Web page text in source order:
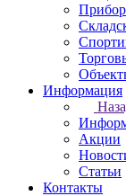
Информация
Акции
Статьи
Контакты